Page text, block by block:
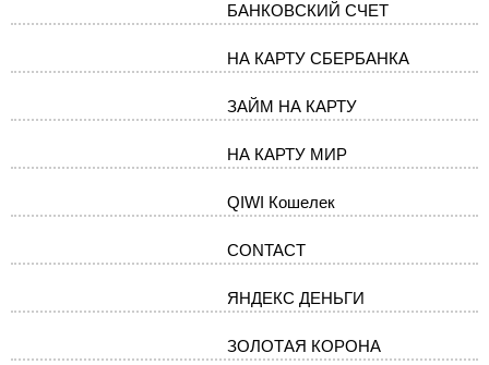
БАНКОВСКИЙ СЧЕТ
НА КАРТУ СБЕРБАНКА
ЗАЙМ НА КАРТУ
НА КАРТУ МИР
QIWI Кошелек
CONTACT
ЯНДЕКС ДЕНЬГИ
ЗОЛОТАЯ КОРОНА